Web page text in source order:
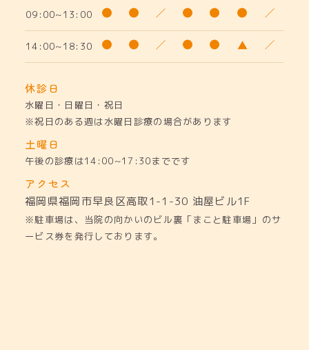
09:00~13:00
14:00~18:30
休診日
水曜日・日曜日・祝日
※祝日のある週は水曜日診療の場合があります
土曜日
午後の診療は14:00~17:30までです
アクセス
福岡県福岡市早良区高取1-1-30 油屋ビル1F
※駐車場は、当院の向かいのビル裏「まこと駐車場」のサ
ービス券を発行しております。